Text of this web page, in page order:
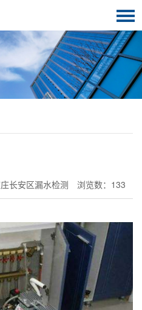
首页
服务项目
关于我们
技术知识
长安区漏水检测 浏览数： 133